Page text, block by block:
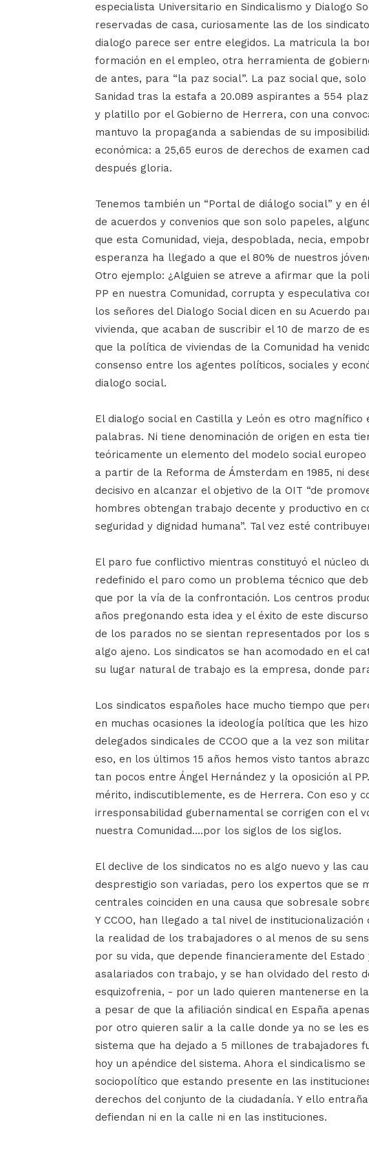
especialista Universitario en Sindicalismo y Dialogo
reservadas de casa, curiosamente las de los
dialogo parece ser entre elegidos. La matricula la
formación en el empleo, otra herramienta de
de antes, para “la paz social”. La paz social que,
Sanidad tras la estafa a 20.089 aspirantes a 554
y platillo por el Gobierno de Herrera, con una
mantuvo la propaganda a sabiendas de su
económica: a 25,65 euros de derechos de examen
después gloria.
Tenemos también un “Portal de diálogo social” y en
de acuerdos y convenios que son solo papeles,
que esta Comunidad, vieja, despoblada, necia,
esperanza ha llegado a que el 80% de nuestros
Otro ejemplo: ¿Alguien se atreve a afirmar que la
PP en nuestra Comunidad, corrupta y especulativa
los señores del Dialogo Social dicen en su Acuerdo
vivienda, que acaban de suscribir el 10 de marzo de
que la política de viviendas de la Comunidad ha
consenso entre los agentes políticos, sociales y
dialogo social.
El dialogo social en Castilla y León es otro
palabras. Ni tiene denominación de origen en esta
teóricamente un elemento del modelo social
a partir de la Reforma de Ámsterdam en 1985, ni
decisivo en alcanzar el objetivo de la OIT “de
hombres obtengan trabajo decente y productivo en
seguridad y dignidad humana”. Tal vez esté
El paro fue conflictivo mientras constituyó el núcleo
redefinido el paro como un problema técnico que
que por la vía de la confrontación. Los centros
años pregonando esta idea y el éxito de este
de los parados no se sientan representados por los
algo ajeno. Los sindicatos se han acomodado en el
su lugar natural de trabajo es la empresa, donde
Los sindicatos españoles hace mucho tiempo que
en muchas ocasiones la ideología política que les
delegados sindicales de CCOO que a la vez son
eso, en los últimos 15 años hemos visto tantos
tan pocos entre Ángel Hernández y la oposición al
mérito, indiscutiblemente, es de Herrera. Con eso y
irresponsabilidad gubernamental se corrigen con el
nuestra Comunidad….por los siglos de los siglos.
El declive de los sindicatos no es algo nuevo y las
desprestigio son variadas, pero los expertos que se
centrales coinciden en una causa que sobresale
Y CCOO, han llegado a tal nivel de
la realidad de los trabajadores o al menos de su
por su vida, que depende financieramente del
asalariados con trabajo, y se han olvidado del resto
esquizofrenia, - por un lado quieren mantenerse en
a pesar de que la afiliación sindical en España
por otro quieren salir a la calle donde ya no se les
sistema que ha dejado a 5 millones de trabajadores
hoy un apéndice del sistema. Ahora el sindicalismo
sociopolítico que estando presente en las
derechos del conjunto de la ciudadanía. Y ello
defiendan ni en la calle ni en las instituciones.